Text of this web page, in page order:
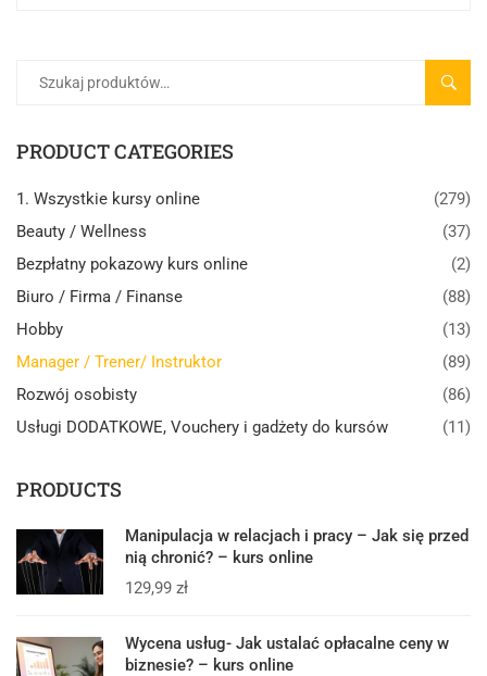
PRODUCT CATEGORIES
1. Wszystkie kursy online
(279)
Beauty / Wellness
(37)
Bezpłatny pokazowy kurs online
(2)
Biuro / Firma / Finanse
(88)
Hobby
(13)
Manager / Trener/ Instruktor
(89)
Rozwój osobisty
(86)
Usługi DODATKOWE, Vouchery i gadżety do kursów
(11)
PRODUCTS
Manipulacja w relacjach i pracy – Jak się przed
nią chronić? – kurs online
129,99 zł
Wycena usług- Jak ustalać opłacalne ceny w
biznesie? – kurs online